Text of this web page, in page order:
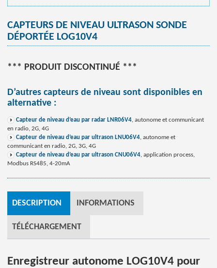
CAPTEURS DE NIVEAU ULTRASON SONDE
DÉPORTÉE LOG10V4
*** PRODUIT DISCONTINUÉ ***
D’autres capteurs de niveau sont disponibles en
alternative :
Capteur de niveau d’eau par radar LNR06V4, autonome et communicant
en radio, 2G, 4G
Capteur de niveau d’eau par ultrason LNU06V4, autonome et
communicant en radio, 2G, 3G, 4G
Capteur de niveau d’eau par ultrason CNU06V4, application process,
Modbus RS485, 4-20mA
DESCRIPTION INFORMATIONS
TÉLÉCHARGEMENT
Enregistreur autonome LOG10V4 pour